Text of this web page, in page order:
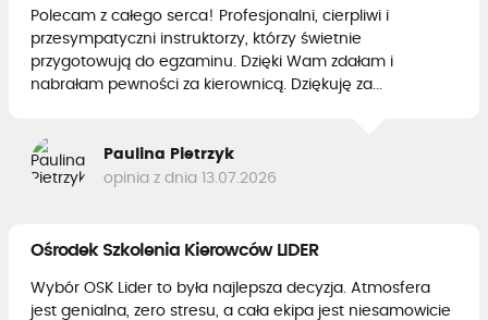
Polecam z całego serca! Profesjonalni, cierpliwi i
przesympatyczni instruktorzy, którzy świetnie
przygotowują do egzaminu. Dzięki Wam zdałam i
nabrałam pewności za kierownicą. Dziękuję za...
Paulina Pietrzyk
opinia z dnia 13.07.2026
Ośrodek Szkolenia Kierowców LIDER
Wybór OSK Lider to była najlepsza decyzja. Atmosfera
jest genialna, zero stresu, a cała ekipa jest niesamowicie